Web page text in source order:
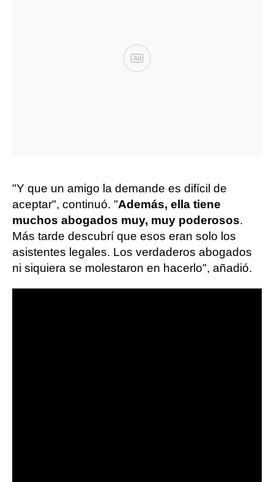
Ad
"Y que un amigo la demande es difícil de
aceptar", continuó. "Además, ella tiene
muchos abogados muy, muy poderosos.
Más tarde descubrí que esos eran solo los
asistentes legales. Los verdaderos abogados
ni siquiera se molestaron en hacerlo", añadió.